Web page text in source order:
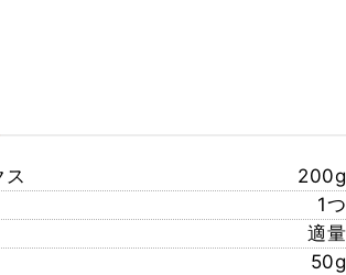
ス
200g
1つ
適量
50g